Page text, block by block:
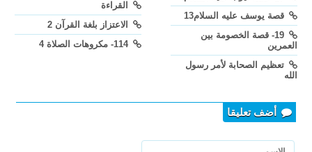
قصة يوسف عليه السلام13
19- قصة الخصومة بين
العمرين
تعظيم الصحابة لأمر رسول
الله
القراءة
الاعتزاز بلغة القرآن 2
114- مكروهات الصلاة 4
أضف تعليقا